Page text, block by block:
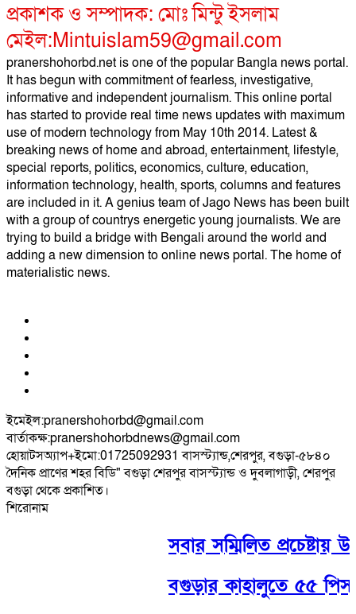
প্রকাশক ও সম্পাদক: মোঃ মিন্টু ইসলাম
মেইল:Mintuislam59@gmail.com
pranershohorbd.net is one of the popular Bangla news portal.
It has begun with commitment of fearless, investigative,
informative and independent journalism. This online portal
has started to provide real time news updates with maximum
use of modern technology from May 10th 2014. Latest &
breaking news of home and abroad, entertainment, lifestyle,
special reports, politics, economics, culture, education,
information technology, health, sports, columns and features
are included in it. A genius team of Jago News has been built
with a group of countrys energetic young journalists. We are
trying to build a bridge with Bengali around the world and
adding a new dimension to online news portal. The home of
materialistic news.
ইমেইল:pranershohorbd@gmail.com
বার্তাকক্ষ:pranershohorbdnews@gmail.com
হোয়াটসঅ্যাপ+ইমো:01725092931 বাসস্ট্যান্ড,শেরপুর, বগুড়া-৫৮৪০
দৈনিক প্রাণের শহর বিডি" বগুড়া শেরপুর বাসস্ট্যান্ড ও দুবলাগাড়ী, শেরপুর
বগুড়া থেকে প্রকাশিত।
শিরোনাম
সবার সম্মিলিত প্রচেষ্টায়
বগুড়ার কাহালুতে ৫৫ পিস